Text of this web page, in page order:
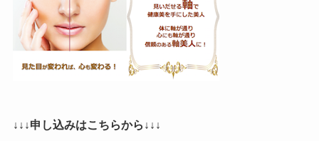
↓↓↓申し込みはこちらから↓↓↓